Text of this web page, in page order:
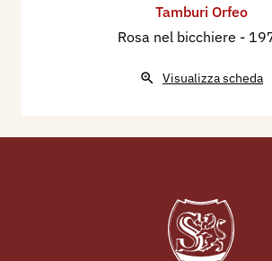
Tamburi Orfeo
Rosa nel bicchiere -
Visualizza scheda